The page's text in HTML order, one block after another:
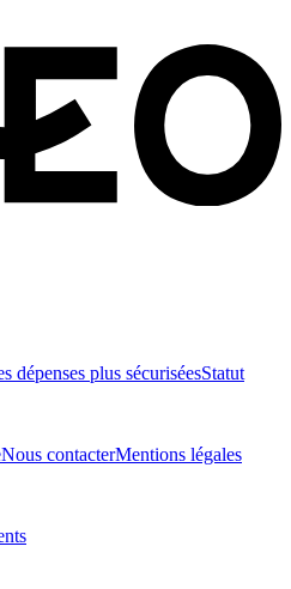
dépenses plus sécuriséesStatut
Nous contacterMentions légales